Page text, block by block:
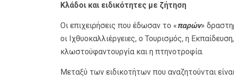
Κλάδοι και ειδικότητες με ζήτηση
Οι επιχειρήσεις που έδωσαν το «παρών»
οι Ιχθυοκαλλιέργειες, ο Τουρισμός, η
κλωστοϋφαντουργία και η πτηνοτροφία.
Μεταξύ των ειδικοτήτων που αναζητούνται